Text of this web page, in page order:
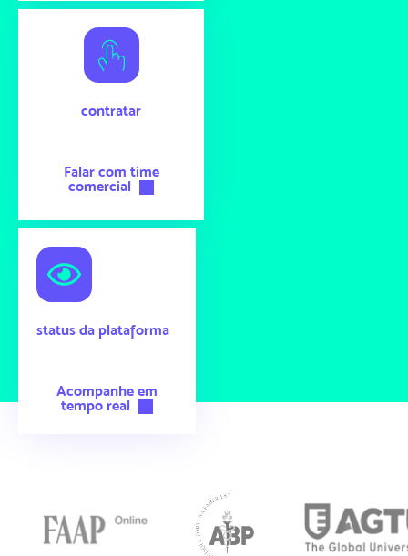
contratar
Falar com time
comercial
status da plataforma
Acompanhe em
tempo real